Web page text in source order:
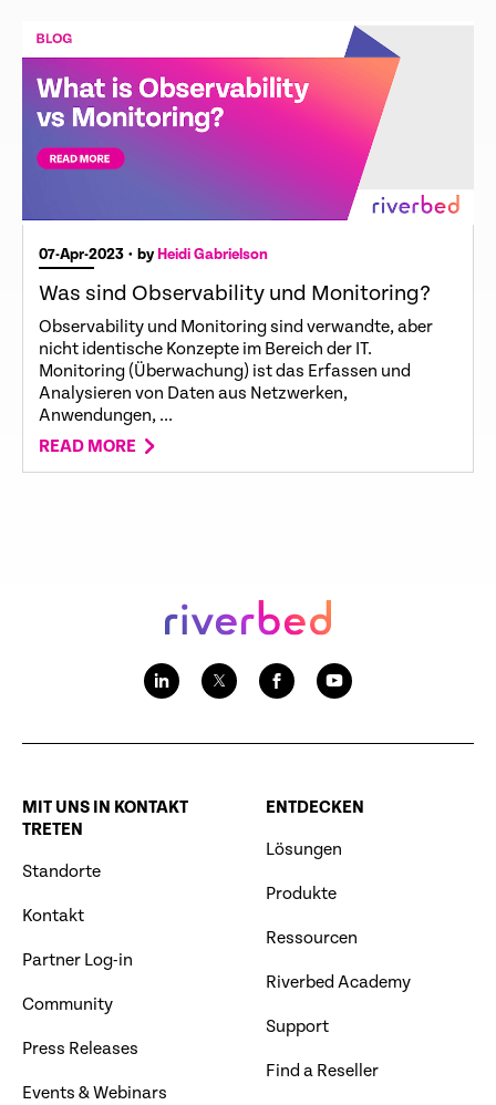
07-Apr-2023 • by Heidi Gabrielson
Was sind Observability und Monitoring?
Observability und Monitoring sind verwandte, aber
nicht identische Konzepte im Bereich der IT.
Monitoring (Überwachung) ist das Erfassen und
Analysieren von Daten aus Netzwerken,
Anwendungen, ...
READ MORE
MIT UNS IN KONTAKT
TRETEN
Standorte
Kontakt
Partner Log-in
Community
Press Releases
Events & Webinars
ENTDECKEN
Lösungen
Produkte
Ressourcen
Riverbed Academy
Support
Find a Reseller